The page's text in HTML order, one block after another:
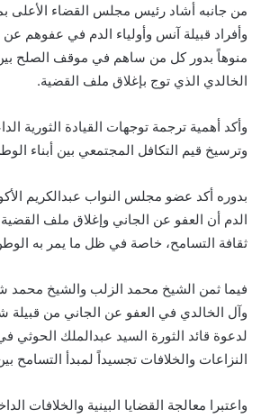
من جانبه أشاد رئيس مجلس القضاء الأعلى
وأفراد قبيلة آنس وأولياء الدم في عفوهم عن
منوهاً بدور كل من ساهم في موقف الصلح
الخالدي الذي توج بإغلاق ملف القضية.
وأكد أهمية ترجمة توجهات القيادة الثورية
وترسيخ قيم التكافل المجتمعي بين أبناء
بدوره أكد عضو مجلس النواب عبدالكريم
الدم أن العفو عن الجاني وإغلاق ملف
ثقافة التسامح، خاصة في ظل ما يمر به
فيما ثمن الشيخ محمد الزلب والشيخ محمد
وآل الخالدي في العفو عن الجاني من قبيلة
لدعوة قائد الثورة السيد عبدالملك الحوثي
النزاعات والخلافات تجسيداً لمبدأ التسامح
واعتبرا معالجة القضايا البينية والخلافات